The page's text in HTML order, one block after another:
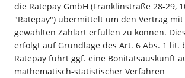
die Ratepay GmbH (Franklinstraße 28-29,
"Ratepay") übermittelt um den Vertrag
gewählten Zahlart erfüllen zu können.
erfolgt auf Grundlage des Art. 6 Abs. 1 lit.
Ratepay führt ggf. eine Bonitätsauskunft
mathematisch-statistischer Verfahren